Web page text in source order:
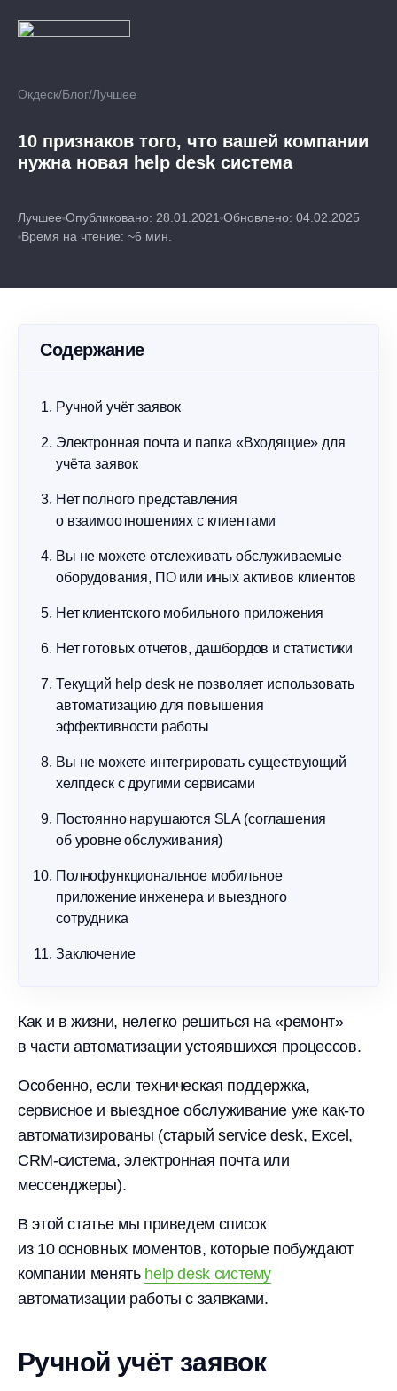
Окдеск/Блог/Лучшее
10 признаков того, что вашей компании
нужна новая help desk система
Лучшее Опубликовано: 28.01.2021 Обновлено: 04.02.2025
Время на чтение: ~6 мин.
Содержание
Ручной учёт заявок
Электронная почта и папка «Входящие» для
учёта заявок
Нет полного представления
о взаимоотношениях с клиентами
Вы не можете отслеживать обслуживаемые
оборудования, ПО или иных активов клиентов
Нет клиентского мобильного приложения
Нет готовых отчетов, дашбордов и статистики
Текущий help desk не позволяет использовать
автоматизацию для повышения
эффективности работы
Вы не можете интегрировать существующий
хелпдеск с другими сервисами
Постоянно нарушаются SLA (соглашения
об уровне обслуживания)
Полнофункциональное мобильное
приложение инженера и выездного
сотрудника
Заключение
Как и в жизни, нелегко решиться на «ремонт»
в части автоматизации устоявшихся процессов.
Особенно, если техническая поддержка,
сервисное и выездное обслуживание уже как-то
автоматизированы (старый service desk, Excel,
CRM-система, электронная почта или
мессенджеры).
В этой статье мы приведем список
из 10 основных моментов, которые побуждают
компании менять help desk систему
автоматизации работы с заявками.
Ручной учёт заявок